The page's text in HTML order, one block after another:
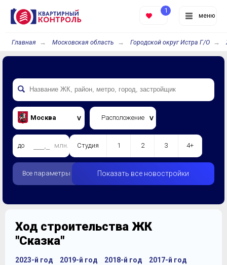
меню
1
Главная Московская область Городской округ Истра Г/О
Москва Расположение
до млн. Студия 1 2 3 4+
Все параметры Показать все новостройки
Ход строительства ЖК
"Сказка"
2023-й год 2019-й год 2018-й год
2017-й год